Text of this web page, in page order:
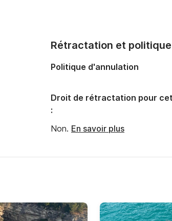
Rétractation et
Politique d'annulation
Droit de rétractation pour
:
Non. En savoir plus